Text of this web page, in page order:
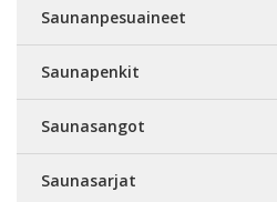
Saunanpesuaineet
Saunapenkit
Saunasangot
Saunasarjat